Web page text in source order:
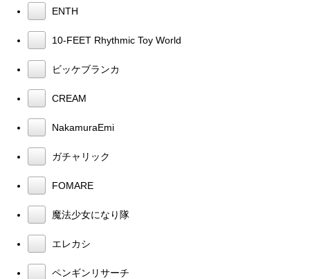
ENTH
10-FEET Rhythmic Toy World
ビッケブランカ
CREAM
NakamuraEmi
ガチャリック
FOMARE
魔法少女になり隊
エレカシ
ペンギンリサーチ